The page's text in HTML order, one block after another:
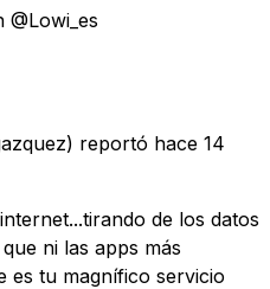
reportó hace 14
de los datos
ni las apps más
es tu magnífico servicio